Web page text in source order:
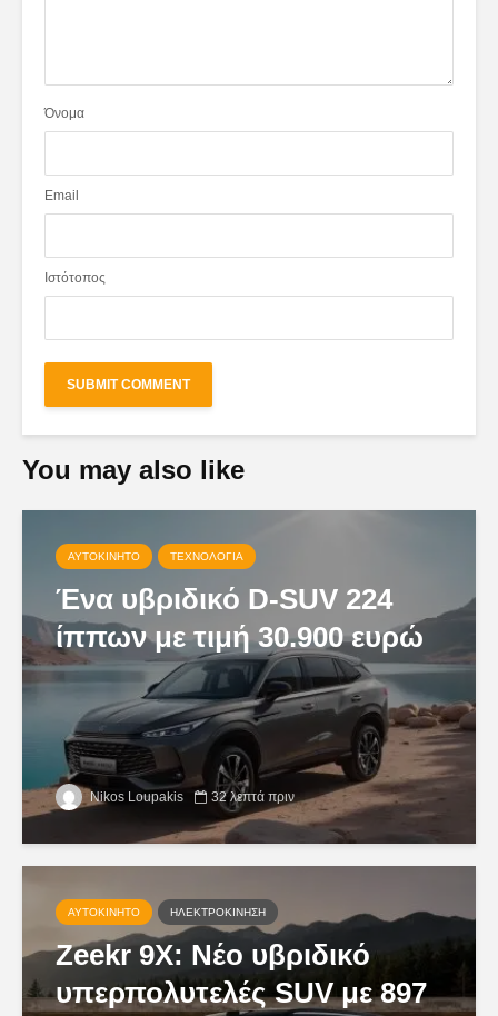
Όνομα
Email
Ιστότοπος
You may also like
ΑΥΤΟΚΊΝΗΤΟ ΤΕΧΝΟΛΟΓΊΑ
Ένα υβριδικό D-SUV 224
ίππων με τιμή 30.900 ευρώ
Nikos Loupakis 32 λεπτά πριν
ΑΥΤΟΚΊΝΗΤΟ ΗΛΕΚΤΡΟΚΊΝΗΣΗ
Zeekr 9X: Νέο υβριδικό
υπερπολυτελές SUV με 897